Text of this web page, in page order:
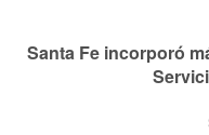
Santa Fe incorporó